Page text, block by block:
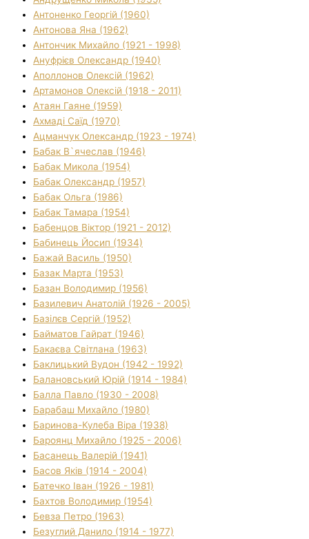
Антоненко Георгій (1960)
Антонова Яна (1962)
Антончик Михайло (1921 - 1998)
Ануфрієв Олександр (1940)
Аполлонов Олексій (1962)
Артамонов Олексій (1918 - 2011)
Атаян Гаяне (1959)
Ахмаді Саїд (1970)
Ацманчук Олександр (1923 - 1974)
Бабак В`ячеслав (1946)
Бабак Микола (1954)
Бабак Олександр (1957)
Бабак Ольга (1986)
Бабак Тамара (1954)
Бабенцов Віктор (1921 - 2012)
Бабинець Йосип (1934)
Бажай Василь (1950)
Базак Марта (1953)
Базан Володимир (1956)
Базилевич Анатолій (1926 - 2005)
Базілєв Сергій (1952)
Байматов Гайрат (1946)
Бакаєва Світлана (1963)
Баклицький Вудон (1942 - 1992)
Балановський Юрій (1914 - 1984)
Балла Павло (1930 - 2008)
Барабаш Михайло (1980)
Баринова-Кулеба Віра (1938)
Бароянц Михайло (1925 - 2006)
Басанець Валерій (1941)
Басов Яків (1914 - 2004)
Батечко Іван (1926 - 1981)
Бахтов Володимир (1954)
Бевза Петро (1963)
Безуглий Данило (1914 - 1977)